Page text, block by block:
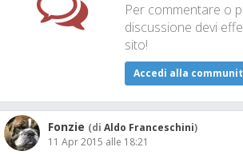
Per commentare o
discussione devi
sito!
Accedi alla
Fonzie (di Aldo Franceschini)
11 Apr 2015 alle 18:21